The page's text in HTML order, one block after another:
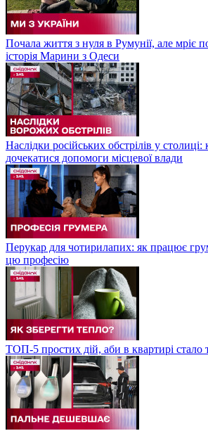
Почала життя з нуля в Румунії, але мріє
історія Марини з Одеси
Наслідки російських обстрілів у
дочекатися допомоги місцевої влади
Перукар для чотирилапих: як працює
цю професію
ТОП-5 простих дій, аби в квартирі стало